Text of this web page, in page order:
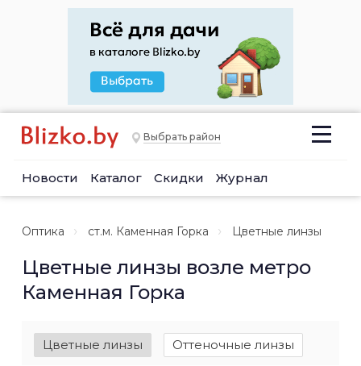
Выбрать район
Новости Каталог Скидки Журнал
Оптика ст.м. Каменная Горка Цветные линзы
Цветные линзы возле метро
Каменная Горка
Цветные линзы Оттеночные линзы